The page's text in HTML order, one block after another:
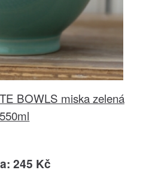
BOWLS miska zelená
550ml
245 Kč